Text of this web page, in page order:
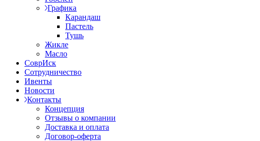
Графика
Карандаш
Пастель
Тушь
Жикле
Масло
СоврИск
Сотрудничество
Ивенты
Новости
Контакты
Концепция
Отзывы о компании
Доставка и оплата
Договор-оферта